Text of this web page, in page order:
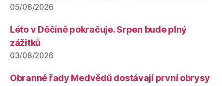
05/08/2026
Léto v Děčíně pokračuje. Srpen bude plný
zážitků
03/08/2026
Obranné řady Medvědů dostávají první obrysy